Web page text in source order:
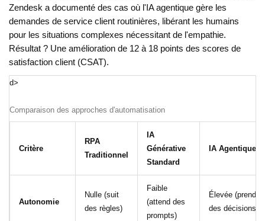
Zendesk a documenté des cas où l'IA agentique gère les
demandes de service client routinières, libérant les humains
pour les situations complexes nécessitant de l'empathie.
Résultat ? Une amélioration de 12 à 18 points des scores de
satisfaction client (CSAT).
d>
Comparaison des approches d'automatisation
Critère
RPA
Traditionnel
IA
Générative
Standard
IA Agentique
Autonomie
Nulle (suit
des règles)
Faible
(attend des
prompts)
Élevée (prend
des décisions)